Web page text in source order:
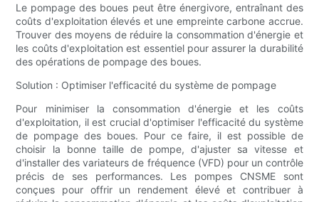
Le pompage des boues peut être énergivore, entraînant des
coûts d'exploitation élevés et une empreinte carbone accrue.
Trouver des moyens de réduire la consommation d'énergie et
les coûts d'exploitation est essentiel pour assurer la durabilité
des opérations de pompage des boues.
Solution : Optimiser l'efficacité du système de pompage
Pour minimiser la consommation d'énergie et les coûts
d'exploitation, il est crucial d'optimiser l'efficacité du système
de pompage des boues. Pour ce faire, il est possible de
choisir la bonne taille de pompe, d'ajuster sa vitesse et
d'installer des variateurs de fréquence (VFD) pour un contrôle
précis de ses performances. Les pompes CNSME sont
conçues pour offrir un rendement élevé et contribuer à